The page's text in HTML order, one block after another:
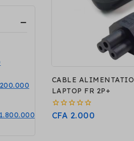
CABLE
LAPTOP FR 2P+
0
CFA 2.000
1.800.000